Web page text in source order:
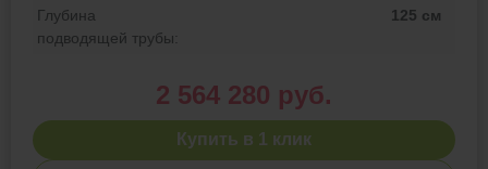
Глубина
подводящей трубы:
125 см
2 564 280 руб.
Купить в 1 клик